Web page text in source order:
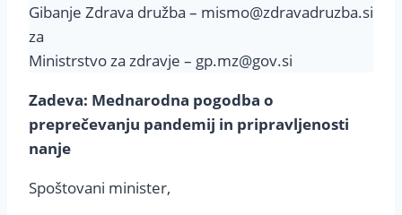
Gibanje Zdrava družba – mismo@zdravadruzba.si
za
Ministrstvo za zdravje – gp.mz@gov.si
Zadeva: Mednarodna pogodba o
preprečevanju pandemij in pripravljenosti
nanje
Spoštovani minister,